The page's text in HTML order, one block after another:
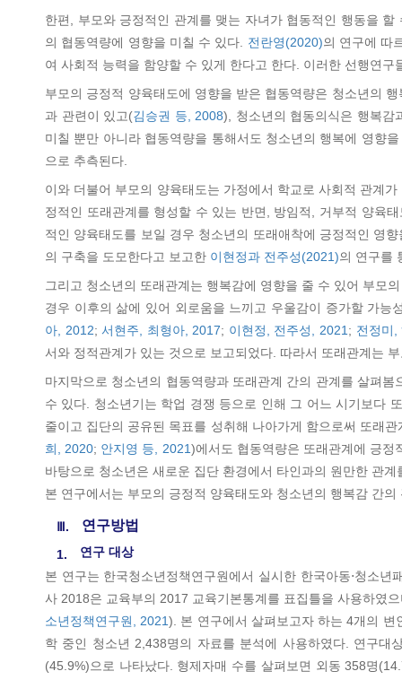
한편, 부모와 긍정적인 관계를 맺는 자녀가 협동적인 행동을
의 협동역량에 영향을 미칠 수 있다. 전란영(2020)의 연구에 따
여 사회적 능력을 함양할 수 있게 한다고 한다. 이러한 선행연
부모의 긍정적 양육태도에 영향을 받은 협동역량은 청소년의
과 관련이 있고(김승권 등, 2008), 청소년의 협동의식은 행복감
미칠 뿐만 아니라 협동역량을 통해서도 청소년의 행복에 영향
으로 추측된다.
이와 더불어 부모의 양육태도는 가정에서 학교로 사회적 관계
정적인 또래관계를 형성할 수 있는 반면, 방임적, 거부적 양육
적인 양육태도를 보일 경우 청소년의 또래애착에 긍정적인 영
의 구축을 도모한다고 보고한 이현정과 전주성(2021)의 연구를
그리고 청소년의 또래관계는 행복감에 영향을 줄 수 있어 부모
경우 이후의 삶에 있어 외로움을 느끼고 우울감이 증가할 가능
아, 2012;서현주, 최형아, 2017; 이현정, 전주성, 2021; 전정미,
서와 정적관계가 있는 것으로 보고되었다. 따라서 또래관계는
마지막으로 청소년의 협동역량과 또래관계 간의 관계를 살펴
수 있다. 청소년기는 학업 경쟁 등으로 인해 그 어느 시기보다
줄이고 집단의 공유된 목표를 성취해 나아가게 함으로써 또래
희, 2020; 안지영 등, 2021)에서도 협동역량은 또래관계에 긍
바탕으로 청소년은 새로운 집단 환경에서 타인과의 원만한 관
본 연구에서는 부모의 긍정적 양육태도와 청소년의 행복감 간
Ⅲ. 연구방법
1.
연구 대상
본 연구는 한국청소년정책연구원에서 실시한 한국아동⋅청소
사 2018은 교육부의 2017 교육기본통계를 표집틀을 사용하였
소년정책연구원, 2021). 본 연구에서 살펴보고자 하는 4개의
학 중인 청소년 2,438명의 자료를 분석에 사용하였다. 연구
(45.9%)으로 나타났다. 형제자매 수를 살펴보면 외동 358명